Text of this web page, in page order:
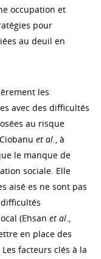
occupation et
pour
au deuil en
les
avec des difficultés
au risque
et al., à
le manque de
sociale. Elle
aisé·es ne sont pas
(Ehsan et al.,
en place des
Les facteurs clés à la